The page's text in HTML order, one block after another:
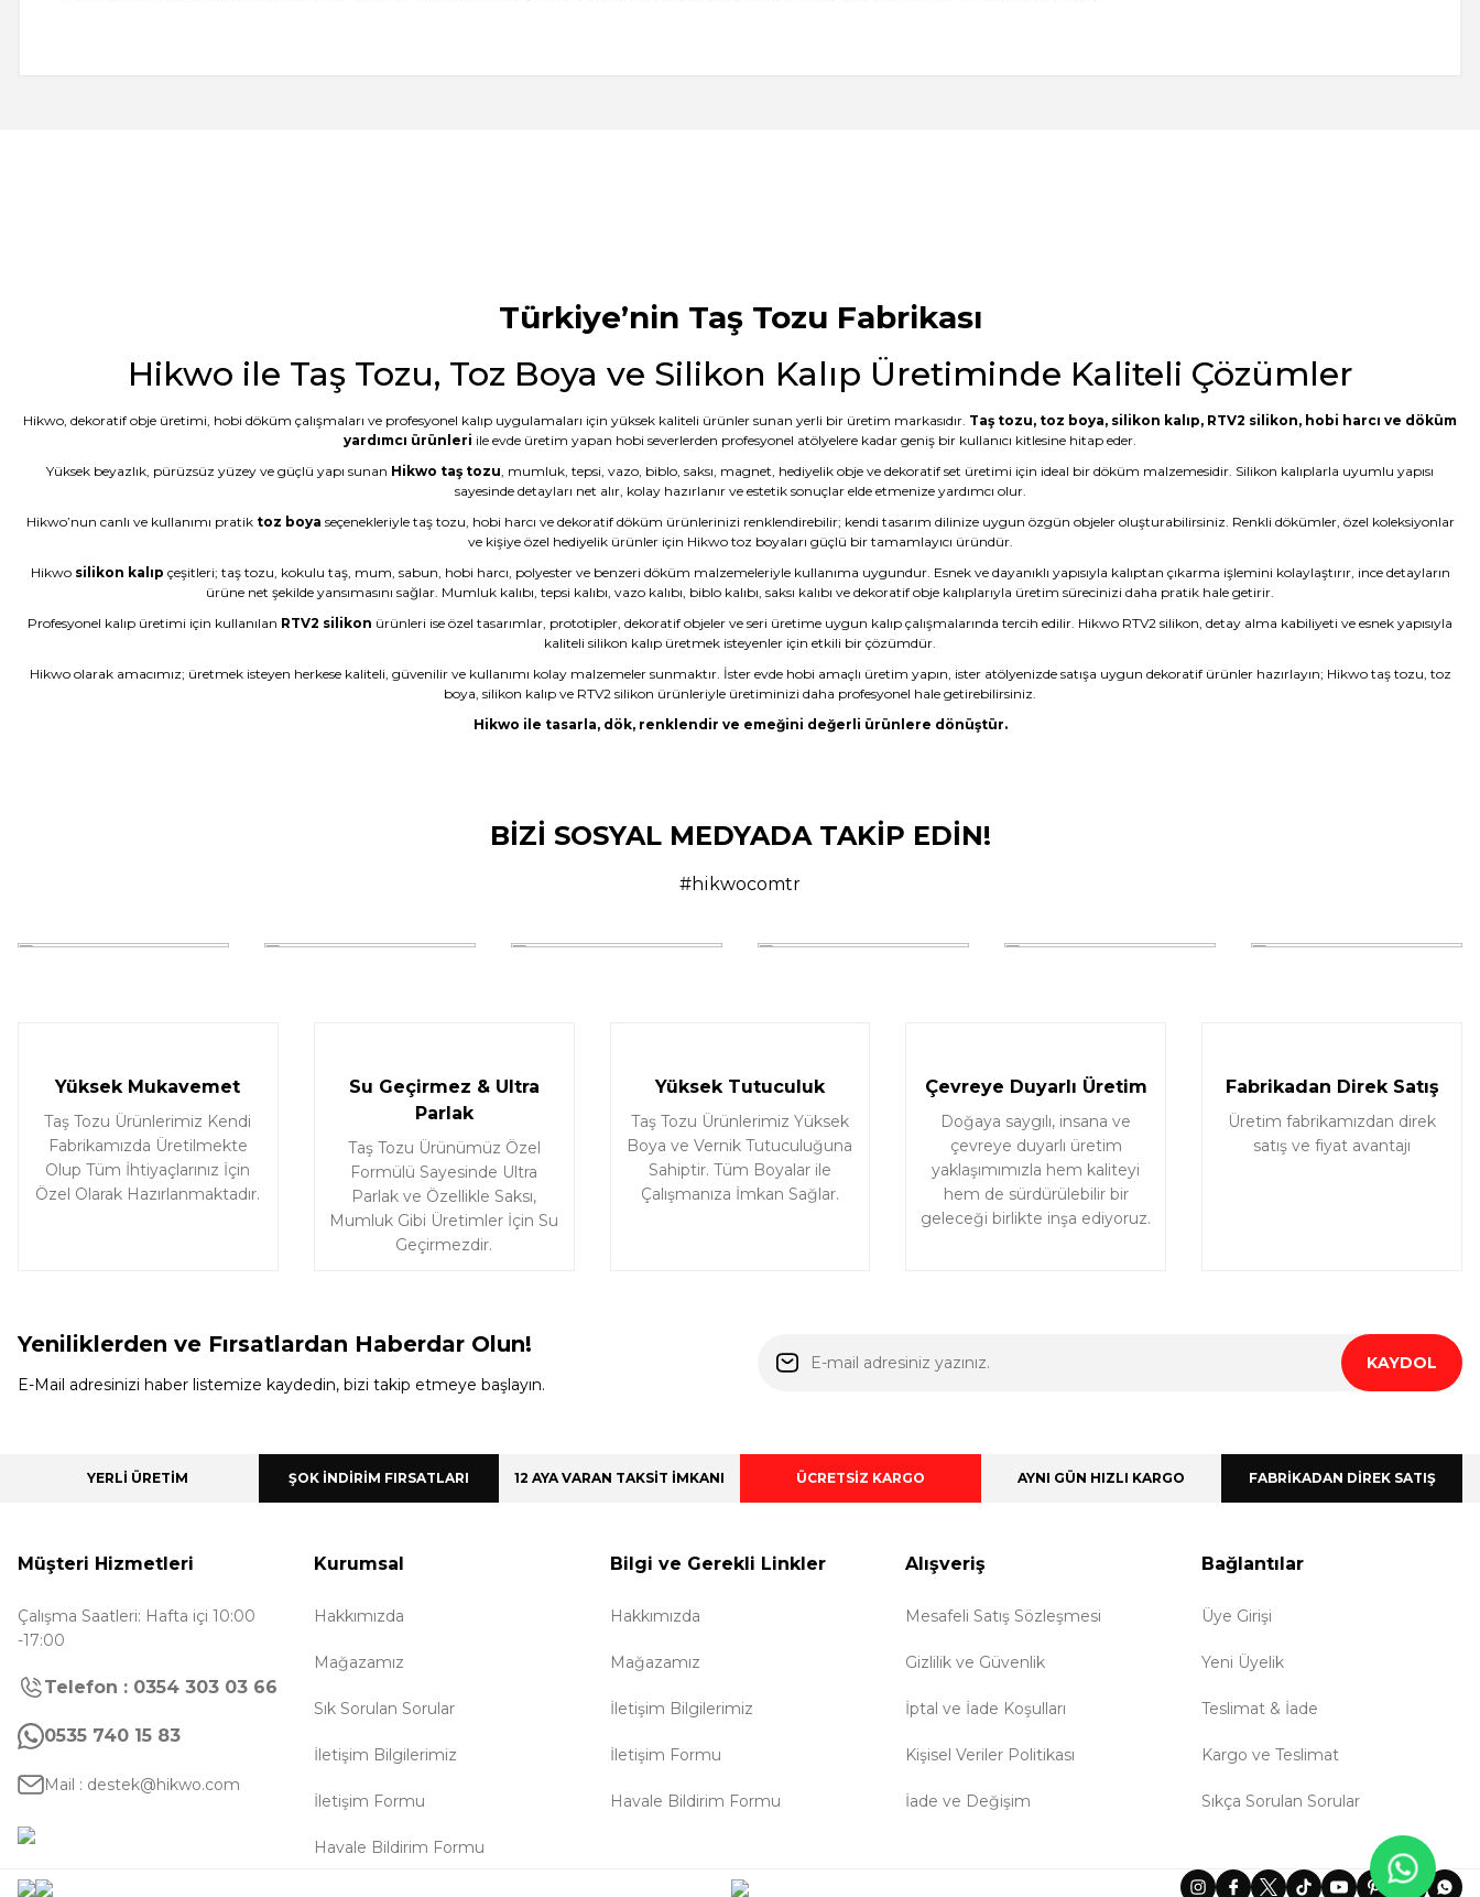
N... E... | 01/06/2026
Ürün çok güzel hediye için teşekkür ederim
F... Ö... | 16/05/2026
Firmanın hizmet ve iletişiminden memnunum
Türkiye’nin Taş Tozu Fabrikası
Hikwo ile Taş Tozu, Toz Boya ve Silikon Kalıp Üretiminde Kaliteli Çözümler
Hikwo, dekoratif obje üretimi, hobi döküm çalışmaları ve profesyonel kalıp uygulamaları için yüksek kaliteli ürünler sunan yerli bir üretim markasıdır. Taş tozu, toz boya, silikon kalıp, RTV2 silikon, hobi harcı ve döküm
yardımcı ürünleri ile evde üretim yapan hobi severlerden profesyonel atölyelere kadar geniş bir kullanıcı kitlesine hitap eder.
Yüksek beyazlık, pürüzsüz yüzey ve güçlü yapı sunan Hikwo taş tozu, mumluk, tepsi, vazo, biblo, saksı, magnet, hediyelik obje ve dekoratif set üretimi için ideal bir döküm malzemesidir. Silikon kalıplarla uyumlu yapısı
sayesinde detayları net alır, kolay hazırlanır ve estetik sonuçlar elde etmenize yardımcı olur.
Hikwo’nun canlı ve kullanımı pratik toz boya seçenekleriyle taş tozu, hobi harcı ve dekoratif döküm ürünlerinizi renklendirebilir; kendi tasarım dilinize uygun özgün objeler oluşturabilirsiniz. Renkli dökümler, özel koleksiyonlar
ve kişiye özel hediyelik ürünler için Hikwo toz boyaları güçlü bir tamamlayıcı üründür.
Hikwo silikon kalıp çeşitleri; taş tozu, kokulu taş, mum, sabun, hobi harcı, polyester ve benzeri döküm malzemeleriyle kullanıma uygundur. Esnek ve dayanıklı yapısıyla kalıptan çıkarma işlemini kolaylaştırır, ince detayların
ürüne net şekilde yansımasını sağlar. Mumluk kalıbı, tepsi kalıbı, vazo kalıbı, biblo kalıbı, saksı kalıbı ve dekoratif obje kalıplarıyla üretim sürecinizi daha pratik hale getirir.
Profesyonel kalıp üretimi için kullanılan RTV2 silikon ürünleri ise özel tasarımlar, prototipler, dekoratif objeler ve seri üretime uygun kalıp çalışmalarında tercih edilir. Hikwo RTV2 silikon, detay alma kabiliyeti ve esnek yapısıyla
kaliteli silikon kalıp üretmek isteyenler için etkili bir çözümdür.
Hikwo olarak amacımız; üretmek isteyen herkese kaliteli, güvenilir ve kullanımı kolay malzemeler sunmaktır. İster evde hobi amaçlı üretim yapın, ister atölyenizde satışa uygun dekoratif ürünler hazırlayın; Hikwo taş tozu, toz
boya, silikon kalıp ve RTV2 silikon ürünleriyle üretiminizi daha profesyonel hale getirebilirsiniz.
Hikwo ile tasarla, dök, renklendir ve emeğini değerli ürünlere dönüştür.
BİZİ SOSYAL MEDYADA TAKİP EDİN!
#hikwocomtr
Yüksek Mukavemet
Taş Tozu Ürünlerimiz Kendi
Fabrikamızda Üretilmekte
Olup Tüm İhtiyaçlarınız İçin
Özel Olarak Hazırlanmaktadır.
Su Geçirmez & Ultra
Parlak
Taş Tozu Ürünümüz Özel
Formülü Sayesinde Ultra
Parlak ve Özellikle Saksı,
Mumluk Gibi Üretimler İçin Su
Geçirmezdir.
Yüksek Tutuculuk
Taş Tozu Ürünlerimiz Yüksek
Boya ve Vernik Tutuculuğuna
Sahiptir. Tüm Boyalar ile
Çalışmanıza İmkan Sağlar.
Çevreye Duyarlı Üretim
Doğaya saygılı, insana ve
çevreye duyarlı üretim
yaklaşımımızla hem kaliteyi
hem de sürdürülebilir bir
geleceği birlikte inşa ediyoruz.
Fabrikadan Direk Satış
Üretim fabrikamızdan direk
satış ve fiyat avantajı
Yeniliklerden ve Fırsatlardan Haberdar Olun!
E-Mail adresinizi haber listemize kaydedin, bizi takip etmeye başlayın.
KAYDOL
YERLİ ÜRETİM ŞOK İNDİRİM FIRSATLARI 12 AYA VARAN TAKSİT İMKANI ÜCRETSİZ KARGO AYNI GÜN HIZLI KARGO FABRİKADAN DİREK SATIŞ
Müşteri Hizmetleri
Çalışma Saatleri: Hafta içi 10:00
-17:00
Telefon : 0354 303 03 66
0535 740 15 83
Mail : destek@hikwo.com
Kurumsal
Hakkımızda
Mağazamız
Sık Sorulan Sorular
İletişim Bilgilerimiz
İletişim Formu
Havale Bildirim Formu
Bilgi ve Gerekli Linkler
Hakkımızda
Mağazamız
İletişim Bilgilerimiz
İletişim Formu
Havale Bildirim Formu
Alışveriş
Mesafeli Satış Sözleşmesi
Gizlilik ve Güvenlik
İptal ve İade Koşulları
Kişisel Veriler Politikası
İade ve Değişim
Bağlantılar
Üye Girişi
Yeni Üyelik
Teslimat & İade
Kargo ve Teslimat
Sıkça Sorulan Sorular